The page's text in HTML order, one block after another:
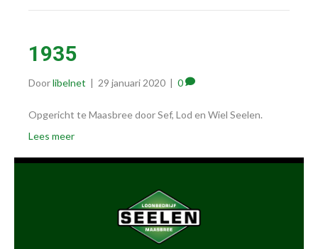
1935
Doorlibelnet | 29 januari 2020 | 0
Opgericht te Maasbree door Sef, Lod en Wiel Seelen.
Lees meer